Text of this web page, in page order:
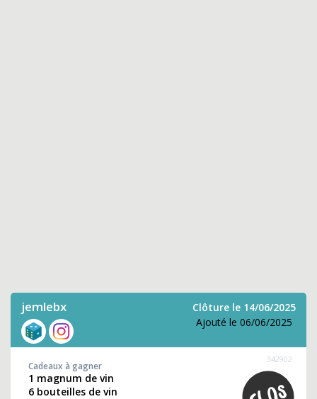
jemlebx
Clôture le 14/06/2025
Ajouté le 06/06/2025
342902
Cadeaux à gagner
1 magnum de vin
6 bouteilles de vin